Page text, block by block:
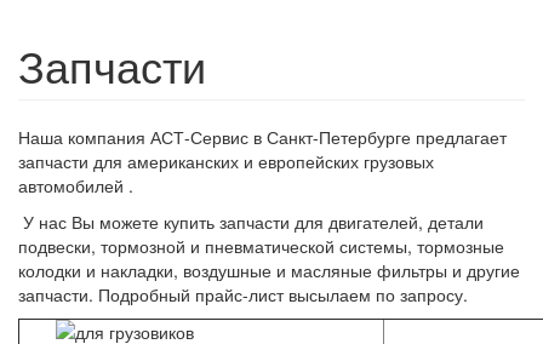
Запчасти
Наша компания АСТ-Сервис в Санкт-Петербурге предлагает
запчасти для американских и европейских грузовых
автомобилей .
У нас Вы можете купить запчасти для двигателей, детали
подвески, тормозной и пневматической системы, тормозные
колодки и накладки, воздушные и масляные фильтры и другие
запчасти. Подробный прайс-лист высылаем по запросу.